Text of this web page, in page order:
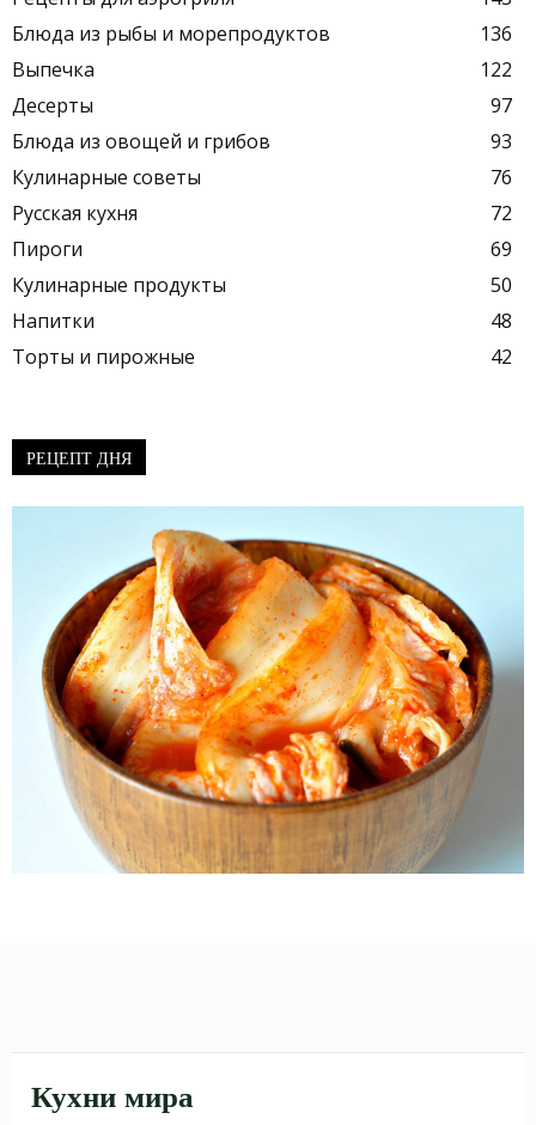
Блюда из рыбы и морепродуктов
136
Выпечка
122
Десерты
97
Блюда из овощей и грибов
93
Кулинарные советы
76
Русская кухня
72
Пироги
69
Кулинарные продукты
50
Напитки
48
Торты и пирожные
42
РЕЦЕПТ ДНЯ
Кухни мира